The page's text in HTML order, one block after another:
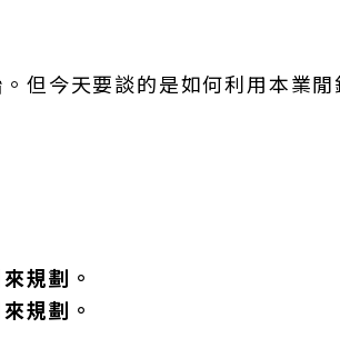
但今天要談的是如何利用本業
規劃。
規劃。